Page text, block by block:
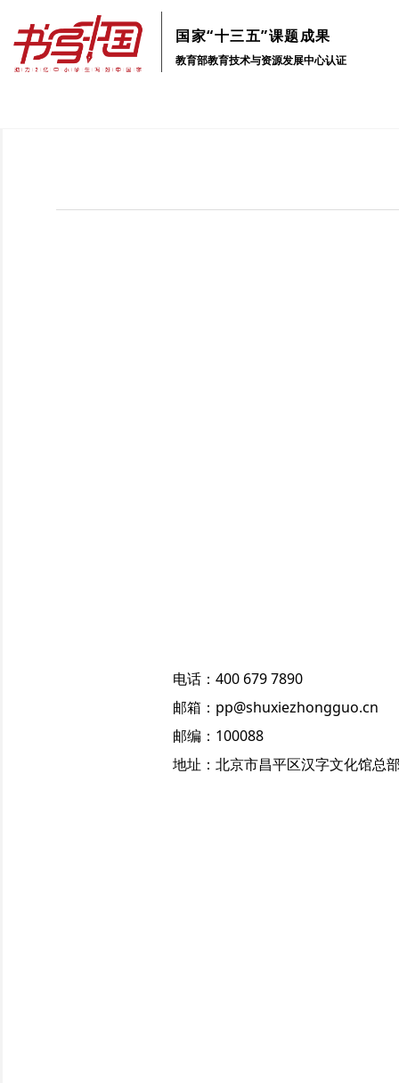
国家“十三五”课题成果
教育部教育技术与资源发展中心认证
电话：400 679 7890
邮箱：pp@shuxiezhongguo.cn
邮编：100088
地址：北京市昌平区汉字文化馆总